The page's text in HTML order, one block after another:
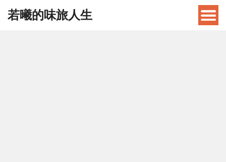
若曦的味旅人生